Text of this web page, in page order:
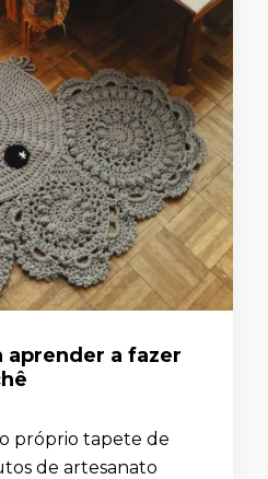
aprender a fazer
próprio tapete de
de artesanato